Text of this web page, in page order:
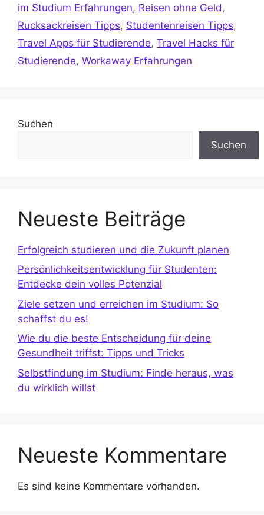
im Studium Erfahrungen, Reisen ohne Geld ,
Rucksackreisen Tipps, Studentenreisen Tipps,
Travel Apps für Studierende, Travel Hacks für
Studierende, Workaway Erfahrungen
Suchen
Suchen
Neueste Beiträge
Erfolgreich studieren und die Zukunft planen
Persönlichkeitsentwicklung für Studenten:
Entdecke dein volles Potenzial
Ziele setzen und erreichen im Studium: So
schaffst du es!
Wie du die beste Entscheidung für deine
Gesundheit triffst: Tipps und Tricks
Selbstfindung im Studium: Finde heraus, was
du wirklich willst
Neueste Kommentare
Es sind keine Kommentare vorhanden.